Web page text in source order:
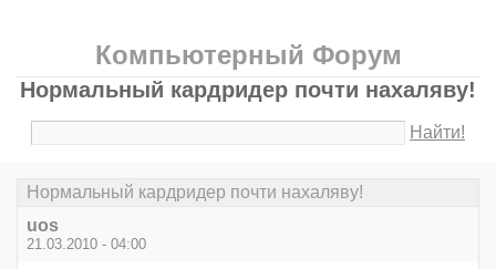
Компьютерный Форум
Нормальный кардридер почти нахаляву!
Найти!
Нормальный кардридер почти нахаляву!
uos
21.03.2010 - 04:00